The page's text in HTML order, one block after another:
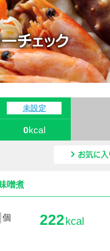
未設定
0kcal
カロリー情報
噌煮
個 222kcal